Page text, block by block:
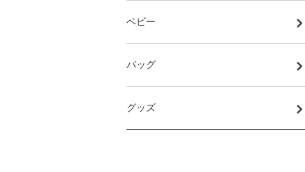
ベビー
バッグ
グッズ